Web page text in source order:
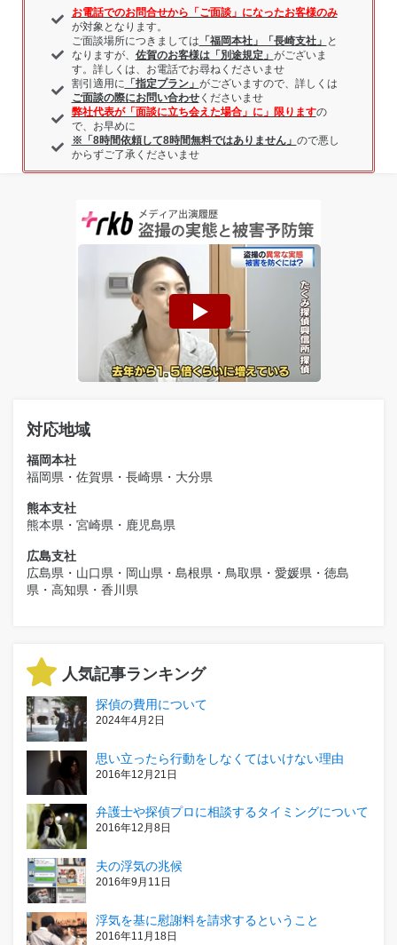
お電話でのお問合せから「ご面談」になったお客様のみ
が対象となります。
ご面談場所につきましては 「福岡本社」「長崎支社」 と
なりますが、 佐賀のお客様は「別途規定」 がございま
す。詳しくは、お電話でお尋ねくださいませ
割引適用に 「指定プラン」 がございますので、詳しくは
ご面談の際にお問い合わせくださいませ
弊社代表が「面談に立ち会えた場合」に」限りますの
で、お早めに
※「8時間依頼して8時間無料ではありません」 ので悪し
からずご了承くださいませ
対応地域
福岡本社
福岡県・佐賀県・長崎県・大分県
熊本支社
熊本県・宮崎県・鹿児島県
広島支社
広島県・山口県・岡山県・島根県・鳥取県・愛媛県・徳島
県・高知県・香川県
人気記事ランキング
探偵の費用について
2024年4月2日
思い立ったら行動をしなくてはいけない理由
2016年12月21日
弁護士や探偵プロに相談するタイミングについて
2016年12月8日
夫の浮気の兆候
2016年9月11日
浮気を基に慰謝料を請求するということ
2016年11月18日